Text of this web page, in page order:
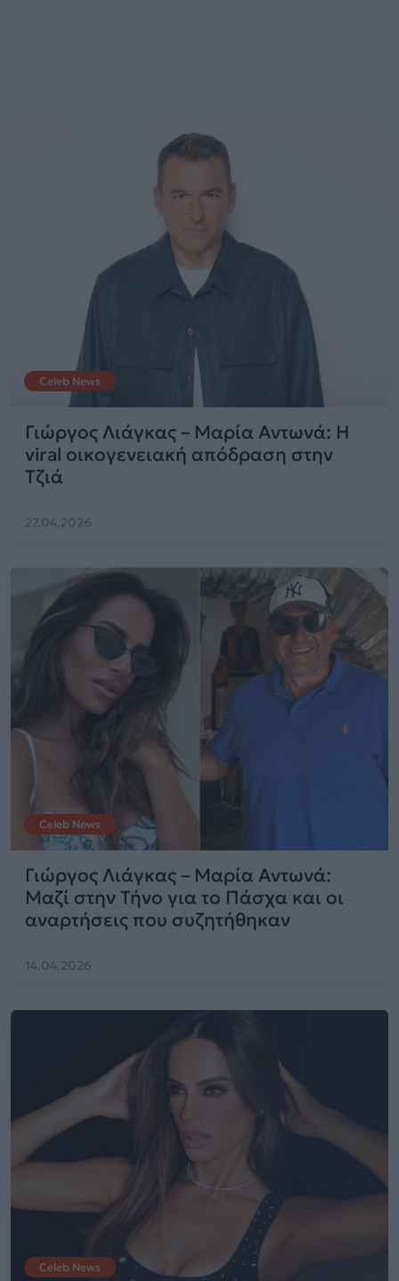
Celeb News
Γιώργος Λιάγκας – Μαρία Αντωνά: Η
viral οικογενειακή απόδραση στην
Τζιά
27.04.2026
Celeb News
Γιώργος Λιάγκας – Μαρία Αντωνά:
Μαζί στην Τήνο για το Πάσχα και οι
αναρτήσεις που συζητήθηκαν
14.04.2026
Celeb News